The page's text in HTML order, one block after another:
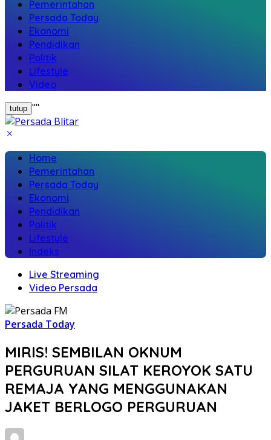
Pemerintahan
Persada Today
Ekonomi
Pendidikan
Politik
Lifestyle
Video
tutup ""
Home
Pemerintahan
Persada Today
Ekonomi
Pendidikan
Politik
Lifestyle
Indeks
Live Streaming
Video Persada
Persada Today
MIRIS! SEMBILAN OKNUM
PERGURUAN SILAT KEROYOK SATU
REMAJA YANG MENGGUNAKAN
JAKET BERLOGO PERGURUAN